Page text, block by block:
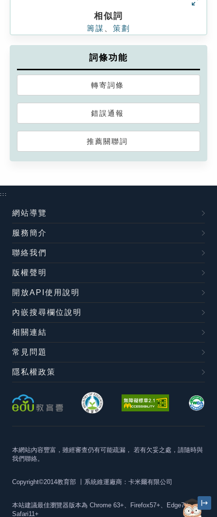
相似詞
籌謀 策劃
詞條功能
轉寄詞條
錯誤通報
推薦關聯詞
:::
網站導覽
服務簡介
聯絡我們
版權聲明
開放API使用說明
內嵌搜尋欄位說明
相關連結
常見問題
隱私權政策
本網站內容豐富，雖經審查仍有可能疏漏， 若有欠妥之處，請隨時與
我們聯絡。
Copyright©2014教育部 丨系統維運廠商：卡米爾有限公司
本站建議最佳瀏覽器版本為 Chrome 63+、Firefox57+、Edge79+及
Safari11+